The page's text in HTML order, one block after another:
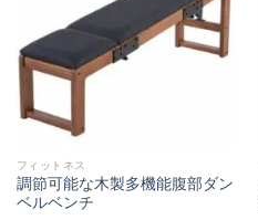
フィットネス
調節可能な木製多機能腹部ダン
ベルベンチ